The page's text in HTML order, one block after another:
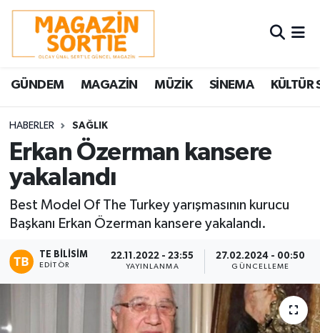
GÜNDEM MAGAZİN MÜZİK SİNEMA KÜLTÜR
HABERLER SAĞLIK
Erkan Özerman kansere
yakalandı
Best Model Of The Turkey yarışmasının kurucu
Başkanı Erkan Özerman kansere yakalandı.
TE BILISIM
EDITÖR
22.11.2022 - 23:55
YAYINLANMA
27.02.2024 - 00:50
GÜNCELLEME
Nöbetçi Eczaneler
Hava Durumu
Trafik Durumu
Süper Lig Puan Durumu ve Fikstür
Tüm Manşetler